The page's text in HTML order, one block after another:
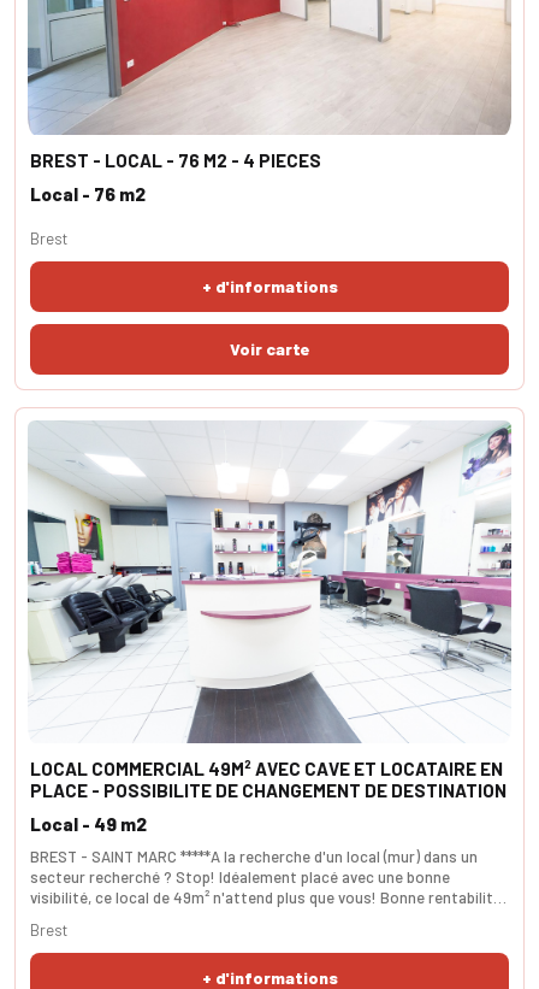
BREST - LOCAL - 76 M2 - 4 PIECES
Local - 76 m2
+ d'informations
Brest
LOCAL COMMERCIAL 49M² AVEC CAVE ET LOCATAIRE EN
PLACE - POSSIBILITE DE CHANGEMENT DE DESTINATION
BREST - SAINT MARC *****A la recherche d'un local (mur) dans un
secteur recherché ? Stop! Idéalement placé avec une bonne
visibilité, ce local de 49m² n'attend plus que vous! Bonne rentabilité.
l'acheter nu. Stationnement aisé. Cave. SURFACE carrez 49m².
Local - 49 m2
+ d'informations
Brest